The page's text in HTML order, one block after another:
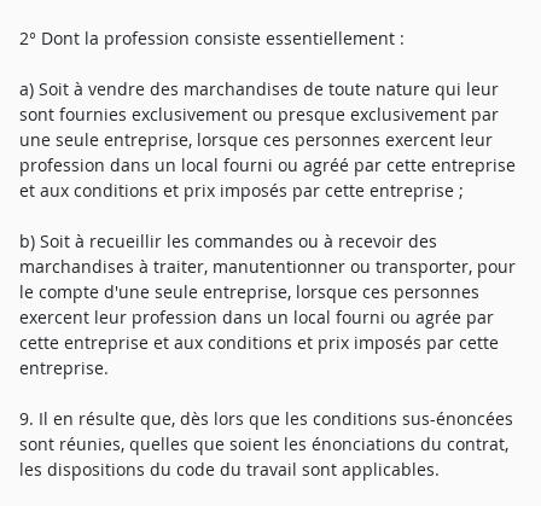
2° Dont la profession consiste essentiellement :
a) Soit à vendre des marchandises de toute nature qui leur
sont fournies exclusivement ou presque exclusivement par
une seule entreprise, lorsque ces personnes exercent leur
profession dans un local fourni ou agréé par cette entreprise
et aux conditions et prix imposés par cette entreprise ;
b) Soit à recueillir les commandes ou à recevoir des
marchandises à traiter, manutentionner ou transporter, pour
le compte d'une seule entreprise, lorsque ces personnes
exercent leur profession dans un local fourni ou agrée par
cette entreprise et aux conditions et prix imposés par cette
entreprise.
9. Il en résulte que, dès lors que les conditions sus-énoncées
sont réunies, quelles que soient les énonciations du contrat,
les dispositions du code du travail sont applicables.